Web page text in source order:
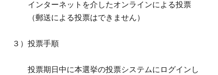
インターネットを介したオンラインによる投票
（郵送による投票はできません）
３）投票手順
投票期日中に本選挙の投票システムにログインし